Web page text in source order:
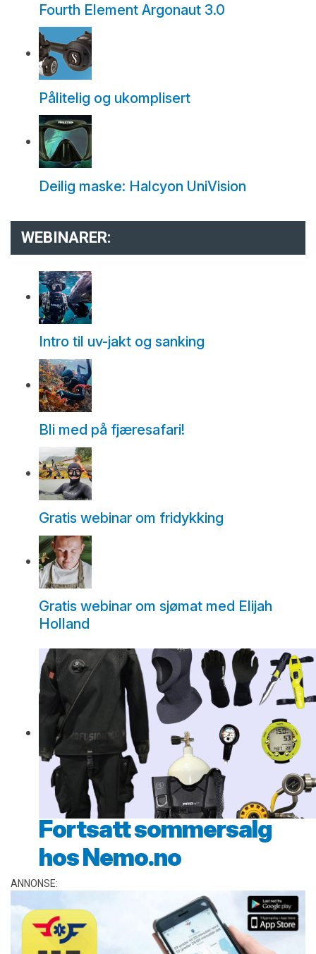
Fourth Element Argonaut 3.0
Pålitelig og ukomplisert
Deilig maske: Halcyon UniVision
WEBINARER:
Intro til uv-jakt og sanking
Bli med på fjæresafari!
Gratis webinar om fridykking
Gratis webinar om sjømat med Elijah
Holland
Fortsatt sommersalg
hos Nemo.no
ANNONSE: